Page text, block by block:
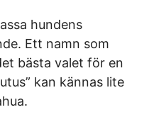
hundens
Ett namn som
bästa valet för en
kan kännas lite